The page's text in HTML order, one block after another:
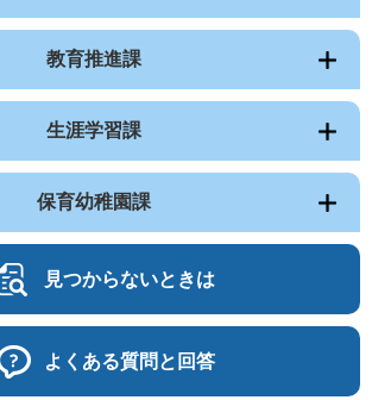
教育推進課
生涯学習課
保育幼稚園課
見つからないときは
よくある質問と回答